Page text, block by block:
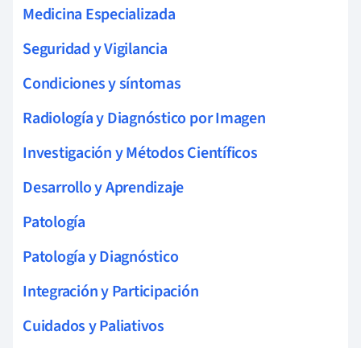
Medicina Especializada
Seguridad y Vigilancia
Condiciones y síntomas
Radiología y Diagnóstico por Imagen
Investigación y Métodos Científicos
Desarrollo y Aprendizaje
Patología
Patología y Diagnóstico
Integración y Participación
Cuidados y Paliativos